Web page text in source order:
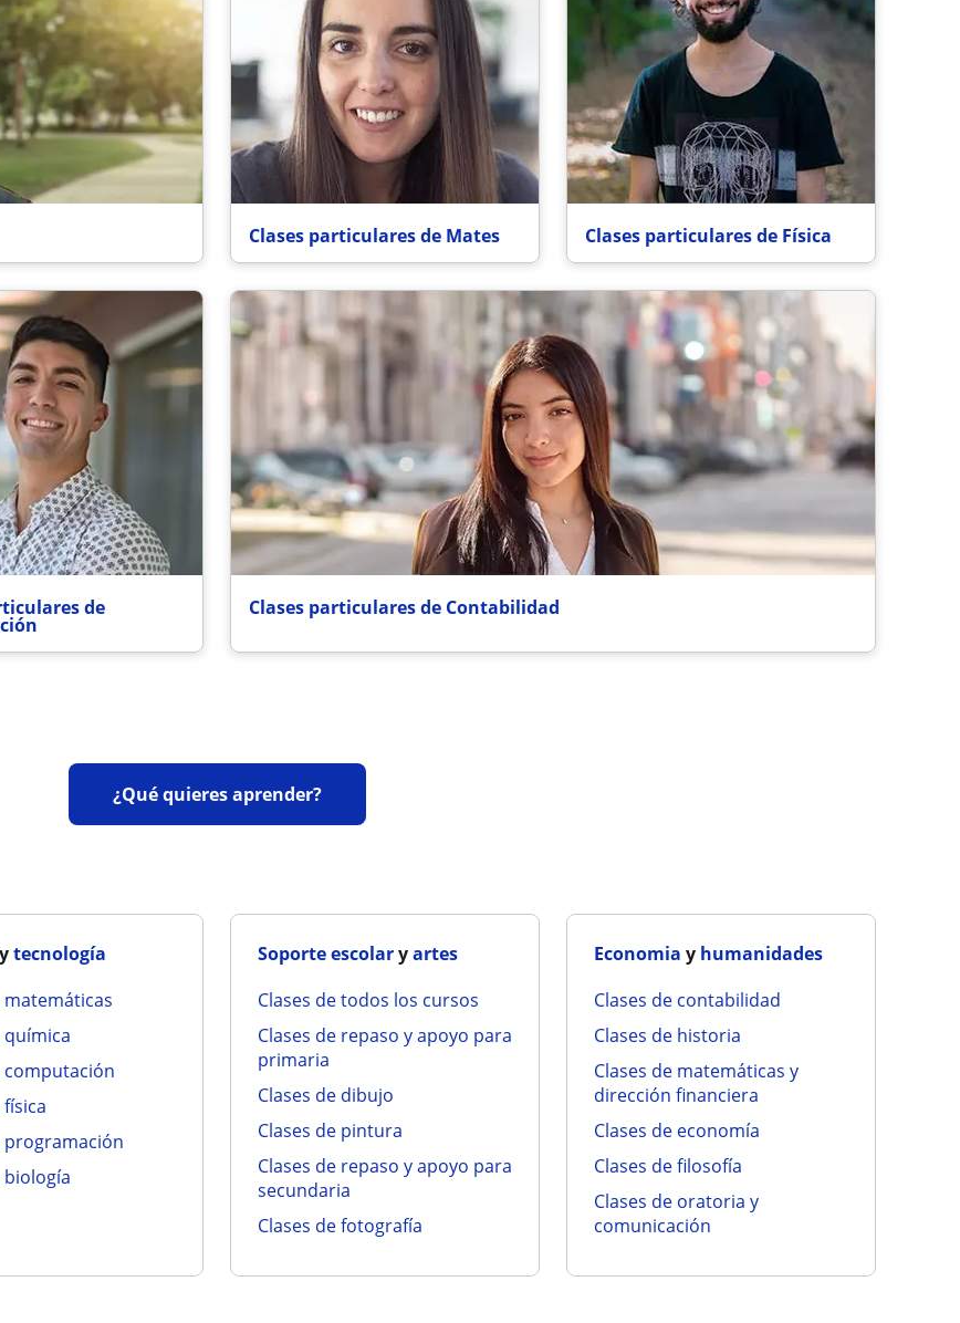
Clases particulares de Mates Clases particulares de Física
de Clases particulares de Contabilidad
¿Qué quieres aprender?
tecnología
matemáticas
química
computación
física
programación
biología
Soporte escolaryartes
clases de todos los cursos
clases de repaso y apoyo para
primaria
clases de dibujo
clases de pintura
clases de repaso y apoyo para
secundaria
clases de fotografía
Economia y humanidades
clases de contabilidad
clases de historia
clases de matemáticas y
dirección financiera
clases de economía
clases de filosofía
clases de oratoria y
comunicación